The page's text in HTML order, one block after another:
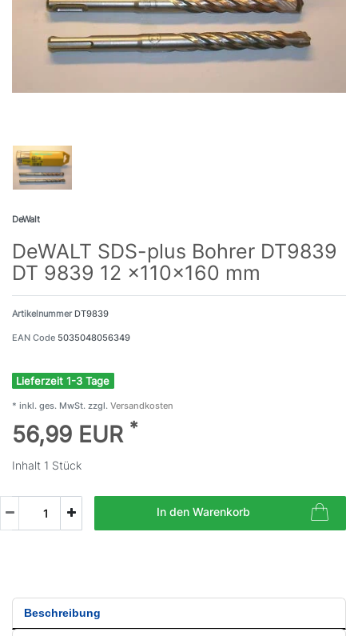
DeWalt
DeWALT SDS-plus Bohrer DT9839
DT 9839 12 x110x160 mm
Artikelnummer DT9839
EAN Code 5035048056349
Lieferzeit 1-3 Tage
* inkl. ges. MwSt. zzgl. Versandkosten
56,99 EUR *
Inhalt 1 Stück
In den Warenkorb
Beschreibung